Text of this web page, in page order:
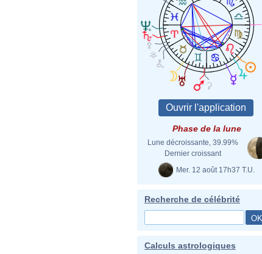
Phase de la lune
Lune décroissante, 39.99%
Dernier croissant
Mer. 12 août 17h37 T.U.
Recherche de célébrité
Calculs astrologiques